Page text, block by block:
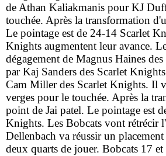
de Athan Kaliakmanis pour KJ
touchée. Après la transformation
Le pointage est de 24-14 Scarlet
Knights augmentent leur avance.
dégagement de Magnus Haines
par Kaj Sanders des Scarlet
Cam Miller des Scarlet Knights. Il
verges pour le touchée. Après la
point de Jai patel. Le pointage est
Knights. Les Bobcats vont rétrécir
Dellenbach va réussir un
deux quarts de jouer. Bobcats 17